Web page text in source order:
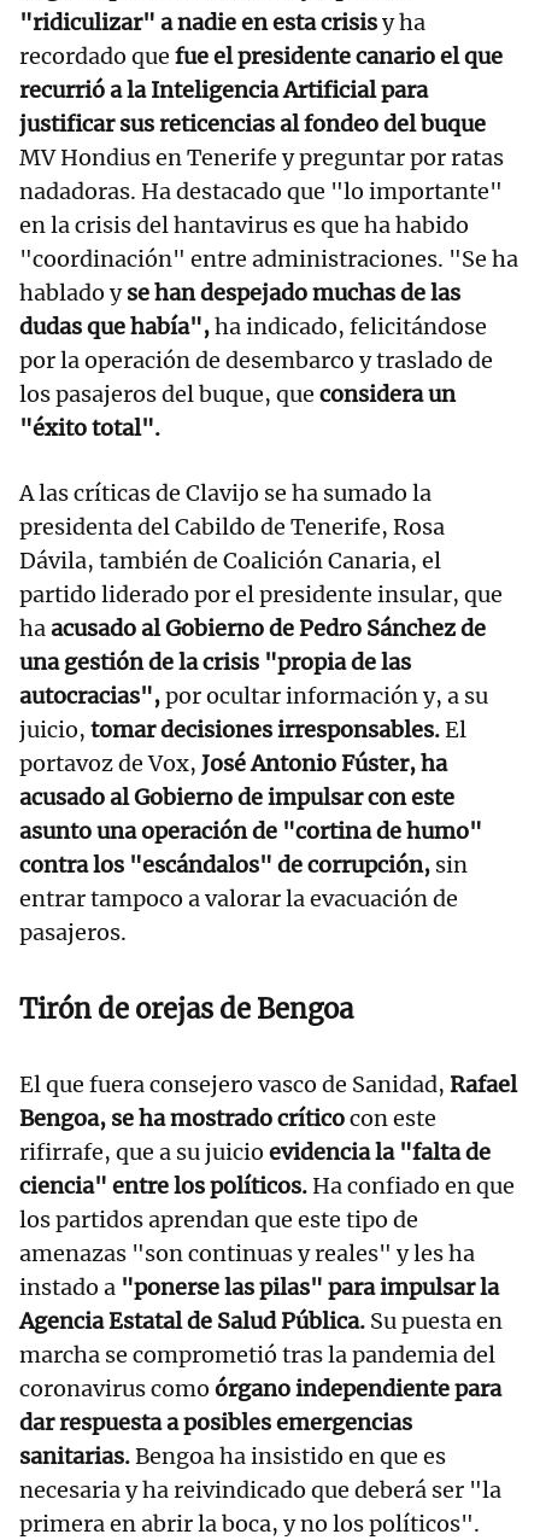
"ridiculizar" a nadie en esta crisisy ha
recordado que fue el presidente canario el que
recurrió a la Inteligencia Artificial para
justificar sus reticencias al fondeo del buque
MV Hondius en Tenerife y preguntar por ratas
nadadoras. Ha destacado que "lo importante"
en la crisis del hantavirus es que ha habido
"coordinación" entre administraciones. "Se ha
hablado yse han despejado muchas de las
dudas que había",ha indicado, felicitándose
por la operación de desembarco y traslado de
los pasajeros del buque, que considera un
"éxito total".
A las críticas de Clavijo se ha sumado la
presidenta del Cabildo de Tenerife, Rosa
Dávila, también de Coalición Canaria, el
partido liderado por el presidente insular, que
haacusado al Gobierno de Pedro Sánchez de
una gestión de la crisis "propia de las
autocracias",por ocultar información y, a su
juicio, tomar decisiones irresponsables.El
portavoz de Vox, José Antonio Fúster, ha
acusado al Gobierno de impulsar con este
asunto una operación de "cortina de humo"
contra los "escándalos" de corrupción, sin
entrar tampoco a valorar la evacuación de
pasajeros.
Tirón de orejas de Bengoa
El que fuera consejero vasco de Sanidad, Rafael
Bengoa, se ha mostrado críticocon este
rifirrafe, que a su juicio evidencia la "falta de
ciencia" entre los políticos. Ha confiado en que
los partidos aprendan que este tipo de
amenazas "son continuas y reales" y les ha
instado a "ponerse las pilas" para impulsar la
Agencia Estatal de Salud Pública. Su puesta en
marcha se comprometió tras la pandemia del
coronavirus como órgano independiente para
dar respuesta a posibles emergencias
sanitarias.Bengoa ha insistido en que es
necesaria y ha reivindicado que deberá ser "la
primera en abrir la boca, y no los políticos".